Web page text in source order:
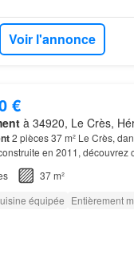
Voir l'annonce
€
à 34920, Le Crès,
2 pièces 37 m² Le Crès,
en 2011, découvrez
au syndic bénévole et
37 m²
équipée Entièrement